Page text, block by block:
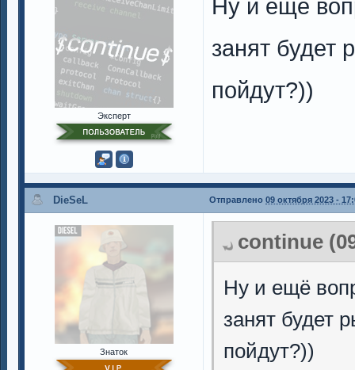
Эксперт
Ну и ещё
занят будет
пойдут?))
DieSeL Отправлено 09 октября 2023 -
Знаток
continue
Ну и ещё
занят будет
пойдут?))